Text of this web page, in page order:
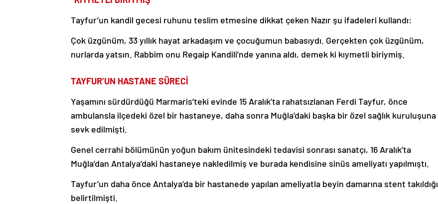
Tayfur’un kandil gecesi ruhunu teslim etmesine dikkat çeken Nazır şu ifadeleri kullandı:
Çok üzgünüm, 33 yıllık hayat arkadaşım ve çocuğumun babasıydı. Gerçekten çok üzgünüm,
nurlarda yatsın. Rabbim onu Regaip Kandili’nde yanına aldı, demek ki kıymetli biriymiş.
TAYFUR’UN HASTANE SÜRECİ
Yaşamını sürdürdüğü Marmaris’teki evinde 15 Aralık’ta rahatsızlanan Ferdi Tayfur, önce
ambulansla ilçedeki özel bir hastaneye, daha sonra Muğla’daki başka bir özel sağlık kuruluşuna
sevk edilmişti.
Genel cerrahi bölümünün yoğun bakım ünitesindeki tedavisi sonrası sanatçı, 16 Aralık’ta
Muğla’dan Antalya’daki hastaneye nakledilmiş ve burada kendisine sinüs ameliyatı yapılmıştı.
Tayfur’un daha önce Antalya’da bir hastanede yapılan ameliyatla beyin damarına stent takıldığı
belirtilmişti.